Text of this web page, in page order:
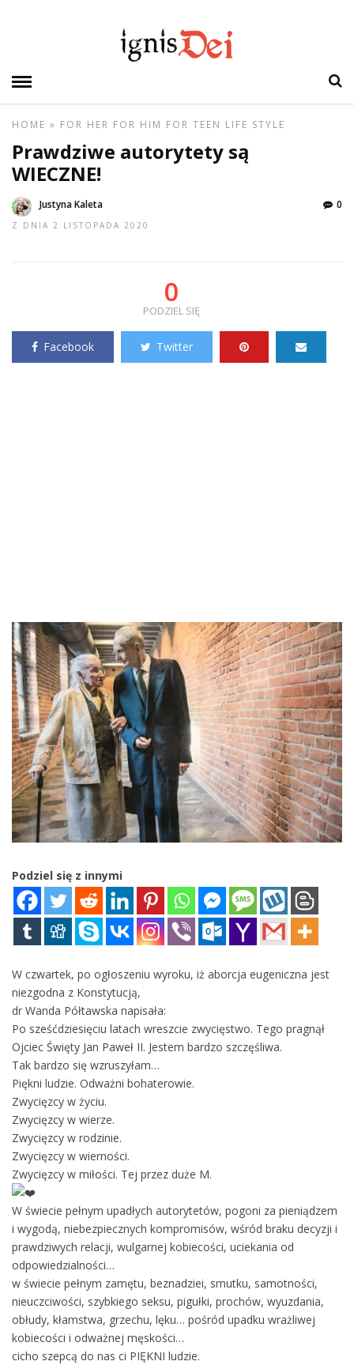
HOME » FOR HER FOR HIM FOR TEEN LIFE STYLE
Prawdziwe autorytety są
WIECZNE!
Justyna Kaleta
Z DNIA 2 LISTOPADA 2020
0
0
PODZIEL SIĘ
Facebook Twitter
Podziel się z innymi
W czwartek, po ogłoszeniu wyroku, iż aborcja eugeniczna jest
niezgodna z Konstytucją,
dr Wanda Półtawska napisała:
Po sześćdziesięciu latach wreszcie zwycięstwo. Tego pragnął
Ojciec Święty Jan Paweł II. Jestem bardzo szczęśliwa.
Tak bardzo się wzruszyłam…
Piękni ludzie. Odważni bohaterowie.
Zwycięzcy w życiu.
Zwycięzcy w wierze.
Zwycięzcy w rodzinie.
Zwycięzcy w wierności.
Zwycięzcy w miłości. Tej przez duże M.
W świecie pełnym upadłych autorytetów, pogoni za pieniądzem
i wygodą, niebezpiecznych kompromisów, wśród braku decyzji i
prawdziwych relacji, wulgarnej kobiecości, uciekania od
odpowiedzialności…
w świecie pełnym zamętu, beznadziei, smutku, samotności,
nieuczciwości, szybkiego seksu, pigułki, prochów, wyuzdania,
obłudy, kłamstwa, grzechu, lęku… pośród upadku wrażliwej
kobiecości i odważnej męskości…
cicho szepcą do nas ci PIĘKNI ludzie.